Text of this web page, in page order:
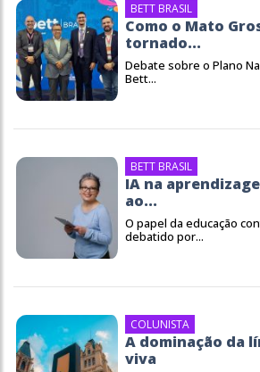
BETT BRASIL
Como o Mato
tornado...
Debate sobre o Plano
Bett...
BETT BRASIL
IA na
ao...
O papel da educação
debatido por...
COLUNISTA
A dominação da
viva